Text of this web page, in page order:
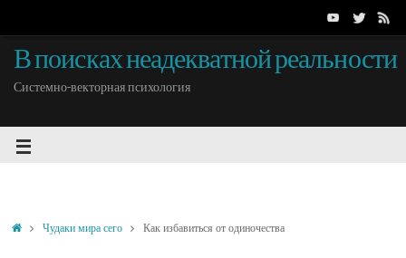
В поисках неадекватной реальности
Системно-векторная психология
Чудаки мира сего Как избавиться от одиночества